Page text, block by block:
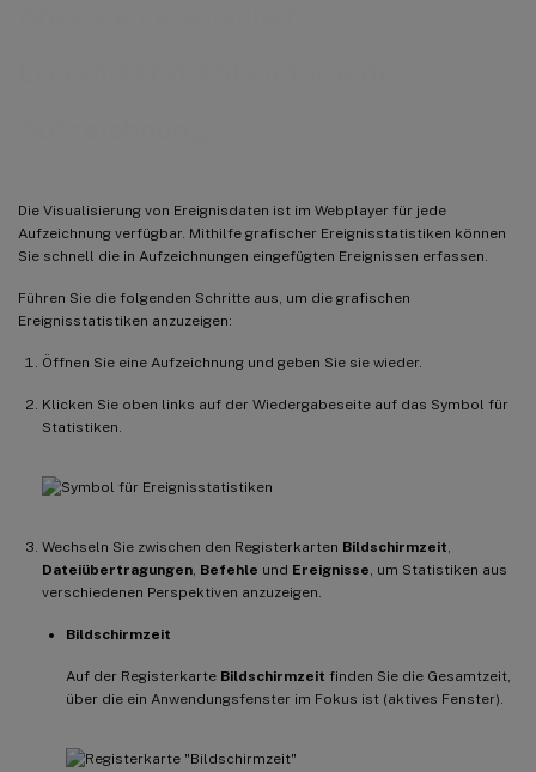
Die Visualisierung von Ereignisdaten ist im Webplayer für jede
Aufzeichnung verfügbar. Mithilfe grafischer Ereignisstatistiken können
Sie schnell die in Aufzeichnungen eingefügten Ereignissen erfassen.
Führen Sie die folgenden Schritte aus, um die grafischen
Ereignisstatistiken anzuzeigen:
Öffnen Sie eine Aufzeichnung und geben Sie sie wieder.
Klicken Sie oben links auf der Wiedergabeseite auf das Symbol für
Statistiken.
Wechseln Sie zwischen den Registerkarten Bildschirmzeit
Dateiübertragungen Befehle und Ereignisse , um Statistiken aus
verschiedenen Perspektiven anzuzeigen.
Bildschirmzeit
Auf der Registerkarte Bildschirmzeit finden Sie die Gesamtzeit,
über die ein Anwendungsfenster im Fokus ist (aktives Fenster).